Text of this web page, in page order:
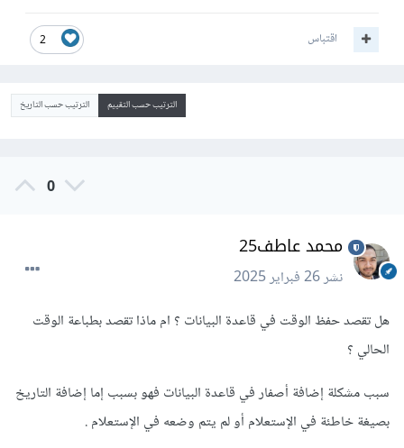
2 اقتباس
الترتيب حسب التقييم الترتيب حسب التاريخ
0
محمد عاطف25
نشر26 فبراير 2025
هل تقصد حفظ الوقت في قاعدة البيانات ؟ ام ماذا تقصد بطباعة الوقت
الحالي ؟
سبب مشكلة إضافة أصفار في قاعدة البيانات فهو بسبب إما إضافة التاريخ
بصيغة خاطئة في الإستعلام أو لم يتم وضعه في الإستعلام .